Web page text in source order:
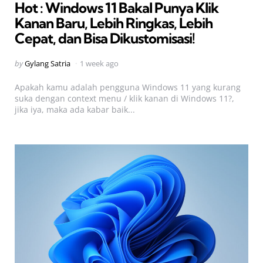
Hot : Windows 11 Bakal Punya Klik
Kanan Baru, Lebih Ringkas, Lebih
Cepat, dan Bisa Dikustomisasi!
Posted
byGylang Satria 1 week ago
Apakah kamu adalah pengguna Windows 11 yang kurang
suka dengan context menu / klik kanan di Windows 11?,
jika iya, maka ada kabar baik...